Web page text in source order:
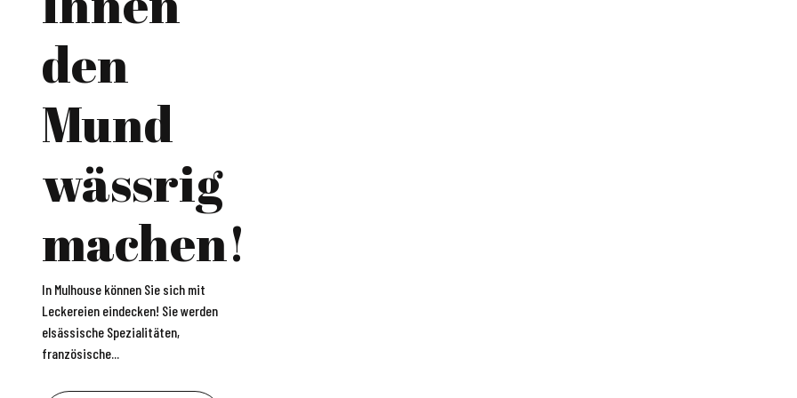
den
Mund
wässrig
machen!
In Mulhouse können Sie sich mit
Leckereien eindecken! Sie werden
elsässische Spezialitäten,
französische...